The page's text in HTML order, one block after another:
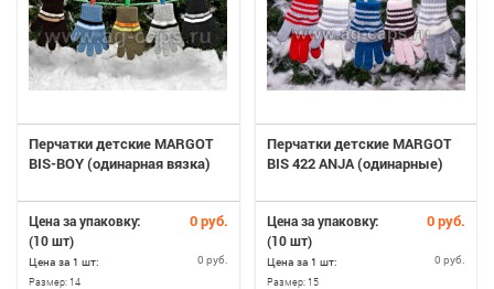
Перчатки детские MARGOT
BIS-BOY (одинарная вязка)
Цена за упаковку: 0 руб.
(10 шт)
Цена за 1 шт: 0 руб.
Размер:14
Перчатки детские MARGOT
BIS 422 ANJA (одинарные)
Цена за упаковку: 0 руб.
(10 шт)
Цена за 1 шт: 0 руб.
Размер: 15